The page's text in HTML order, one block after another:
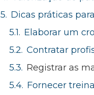
Dicas práticas
Elaborar um
Contratar
Registrar as
Fornecer